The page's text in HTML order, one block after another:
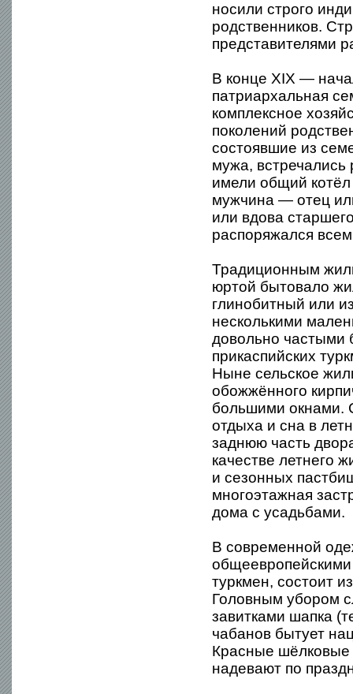
носили строго
родственников.
представителями
В конце XIX —
патриархальная
комплексное
поколений
состоявшие из
мужа,
имели общий котёл
мужчина — отец
или вдова
распоряжался
Традиционным
юртой бытовало
глинобитный или
несколькими
довольно частыми
прикаспийских
Ныне сельское
обожжённого
большими окнами.
отдыха и сна в
заднюю часть
качестве летнего
и сезонных
многоэтажная
дома с усадьбами.
В современной
туркмен, состоит
Головным убором
завитками шапка
чабанов бытует
Красные шёлковые
надевают по